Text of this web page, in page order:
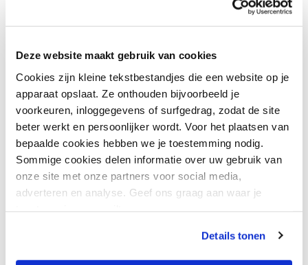
Deze website maakt gebruik van cookies
Cookies zijn kleine tekstbestandjes die een website op je
apparaat opslaat. Ze onthouden bijvoorbeeld je
voorkeuren, inloggegevens of surfgedrag, zodat de site
beter werkt en persoonlijker wordt. Voor het plaatsen van
bepaalde cookies hebben we je toestemming nodig.
Sommige cookies delen informatie over uw gebruik van
onze site met onze partners voor social media,
adverteren en analyse. Geef ons graag aan waar je
Details tonen
Klinisch psycholoog en psychotherapeut prof. dr.
Chijs van Nieuwenhuizen vult aan: “Project Life is
een groepsaanpak voor jongeren die op meerdere
vlakken vastlopen. In de training werken ze aan hun
herstel, ontdekken ze wat voor hen belangrijk is en
leren ze veel van elkaar. Wat Project Life bijzonder
maakt, is dat het uitgaat van hun eigen kracht en
ervaringen. De aanpak is in de praktijk ontstaan en
daarna samen met Kwaliteit Forensische Zorg